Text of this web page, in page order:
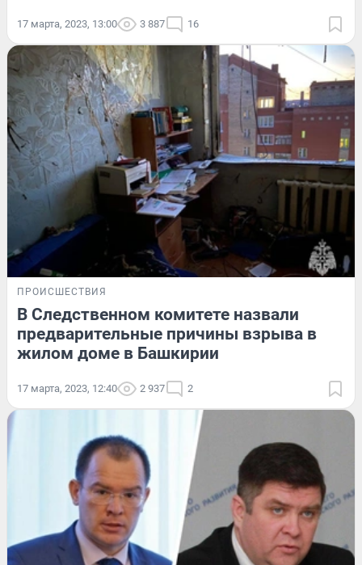
17 марта, 2023, 13:00 3 887 16
ПРОИСШЕСТВИЯ
В Следственном комитете назвали
предварительные причины взрыва в
жилом доме в Башкирии
17 марта, 2023, 12:40 2 937 2